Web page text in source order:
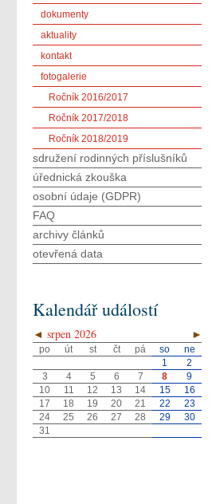
dokumenty
aktuality
kontakt
fotogalerie
Ročník 2016/2017
Ročník 2017/2018
Ročník 2018/2019
sdružení rodinných příslušníků
úřednická zkouška
osobní údaje (GDPR)
FAQ
archivy článků
otevřená data
Kalendář událostí
◄ ►
srpen 2026
po út st čt pá so
ne
1
2
3
4 5 6 7 8
9
10
11 12 13 14 15
16
17
18 19 20 21 22
23
24
25 26 27 28 29
30
31